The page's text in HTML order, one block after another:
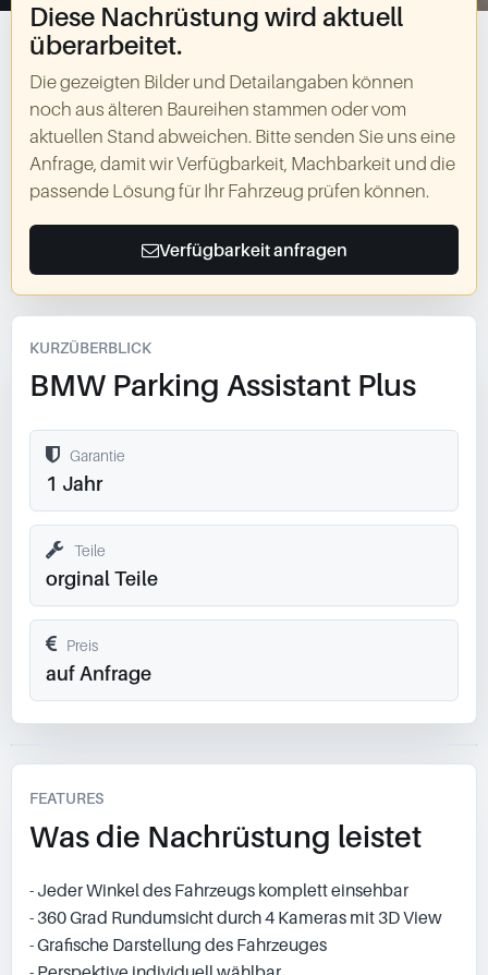
Diese Nachrüstung wird aktuell
überarbeitet.
Die gezeigten Bilder und Detailangaben können
noch aus älteren Baureihen stammen oder vom
aktuellen Stand abweichen. Bitte senden Sie uns eine
Anfrage, damit wir Verfügbarkeit, Machbarkeit und die
passende Lösung für Ihr Fahrzeug prüfen können.
Verfügbarkeit anfragen
KURZÜBERBLICK
BMW Parking Assistant Plus
Garantie
1 Jahr
Teile
orginal Teile
Preis
auf Anfrage
FEATURES
Was die Nachrüstung leistet
- Jeder Winkel des Fahrzeugs komplett einsehbar
- 360 Grad Rundumsicht durch 4 Kameras mit 3D View
- Grafische Darstellung des Fahrzeuges